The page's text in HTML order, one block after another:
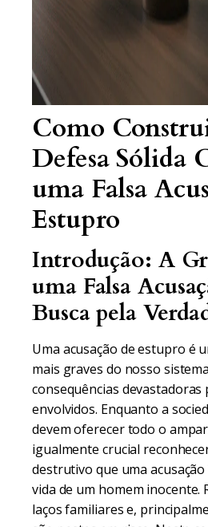
Como
Defesa Sólida
uma Falsa
Estupro
Introdução: A
uma Falsa
Busca pela
Uma acusação de estupro é
mais graves do nosso
consequências devastadoras
envolvidos. Enquanto a
devem oferecer todo o
igualmente crucial
destrutivo que uma
vida de um homem inocente.
laços familiares e,